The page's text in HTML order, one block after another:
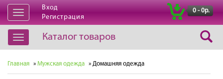
Открыть
навигацию
Вход
Регистрация
0 - 0р.
Открыть
навигацию
Каталог товаров
Главная » Мужская одежда » Домашняя одежда